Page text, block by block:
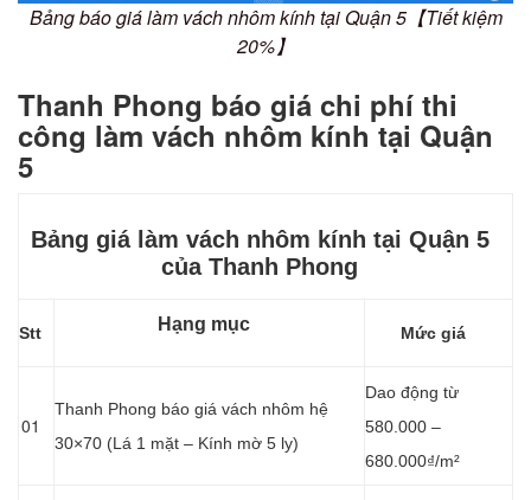
Bảng báo giá làm vách nhôm kính tại Quận 5【Tiết kiệm
20%】
Thanh Phong báo giá chi phí thi
công làm vách nhôm kính tại Quận
5
Bảng giá làm vách nhôm kính tại Quận 5
của Thanh Phong
Stt Hạng mục Mức giá
01
Thanh Phong báo giá vách nhôm hệ
30×70 (Lá 1 mặt – Kính mờ 5 ly)
Dao động từ
580.000 –
680.000₫/m²